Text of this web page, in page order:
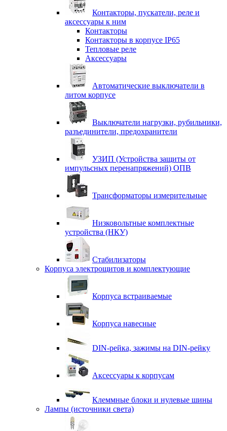
Контакторы, пускатели, реле и
аксессуары к ним
Контакторы
Контакторы в корпусе IP65
Тепловые реле
Аксессуары
Автоматические выключатели в
литом корпусе
Выключатели нагрузки, рубильники,
разъединители, предохранители
УЗИП (Устройства защиты от
импульсных перенапряжений) ОПВ
Трансформаторы измерительные
Низковольтные комплектные
устройства (НКУ)
Стабилизаторы
Корпуса электрощитов и комплектующие
Корпуса встраиваемые
Корпуса навесные
DIN-рейка, зажимы на DIN-рейку
Аксессуары к корпусам
Клеммные блоки и нулевые шины
Лампы (источники света)